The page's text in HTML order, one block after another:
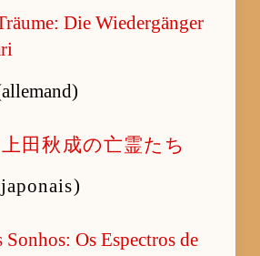
Die Wiedergänger
田秋成の亡霊たち
Os Espectros de